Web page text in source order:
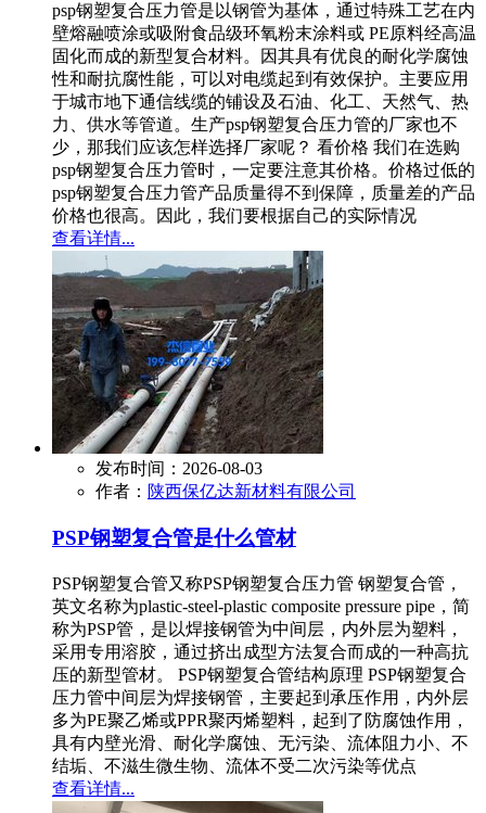
psp钢塑复合压力管是以钢管为基体，通过特殊工艺在内
壁熔融喷涂或吸附食品级环氧粉末涂料或 PE原料经高温
固化而成的新型复合材料。因其具有优良的耐化学腐蚀
性和耐抗腐性能，可以对电缆起到有效保护。主要应用
于城市地下通信线缆的铺设及石油、化工、天然气、热
力、供水等管道。生产psp钢塑复合压力管的厂家也不
少，那我们应该怎样选择厂家呢？ 看价格 我们在选购
psp钢塑复合压力管时，一定要注意其价格。价格过低的
psp钢塑复合压力管产品质量得不到保障，质量差的产品
价格也很高。因此，我们要根据自己的实际情况
查看详情...
发布时间：2026-08-03
作者： 陕西保亿达新材料有限公司
PSP钢塑复合管是什么管材
PSP钢塑复合管又称PSP钢塑复合压力管 钢塑复合管，
英文名称为plastic-steel-plastic composite pressure pipe，简
称为PSP管，是以焊接钢管为中间层，内外层为塑料，
采用专用溶胶，通过挤出成型方法复合而成的一种高抗
压的新型管材。 PSP钢塑复合管结构原理 PSP钢塑复合
压力管中间层为焊接钢管，主要起到承压作用，内外层
多为PE聚乙烯或PPR聚丙烯塑料，起到了防腐蚀作用，
具有内壁光滑、耐化学腐蚀、无污染、流体阻力小、不
结垢、不滋生微生物、流体不受二次污染等优点
查看详情...